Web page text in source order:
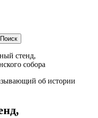
стенд,
собора